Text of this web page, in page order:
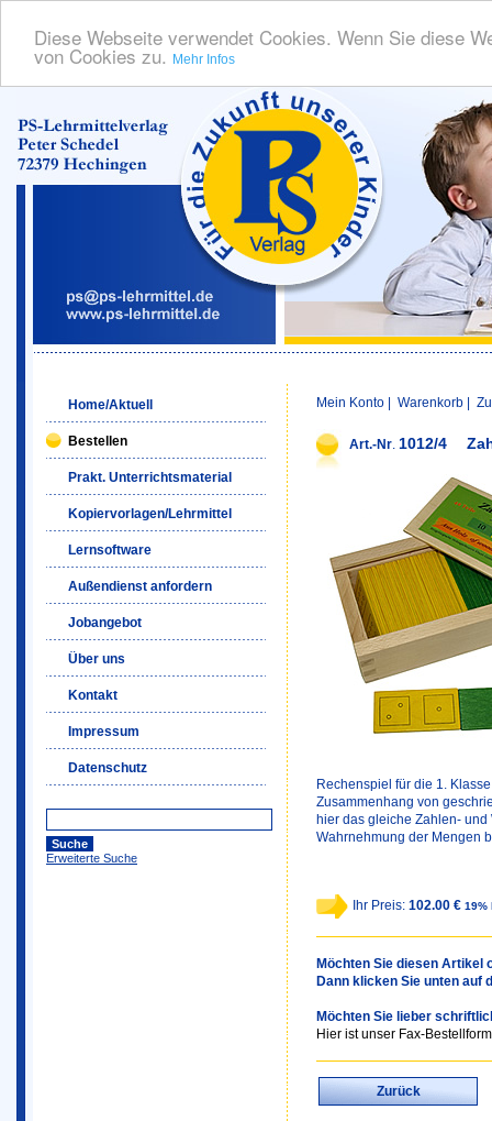
Diese Webseite verwendet Cookies. Wenn Sie diese
von Cookies zu. Mehr Infos
Home/Aktuell
Bestellen
Prakt. Unterrichtsmaterial
Kopiervorlagen/Lehrmittel
Lernsoftware
Außendienst anfordern
Jobangebot
Über uns
Kontakt
Impressum
Datenschutz
Erweiterte Suche
Mein Konto Warenkorb
Art.-Nr. 1012/4
Rechenspiel für die 1.
Zusammenhang von
hier das gleiche Zahlen-
Wahrnehmung der Mengen
Ihr Preis: 102.00 € 19%
Möchten Sie diesen Artikel
Dann klicken Sie unten auf
Möchten Sie lieber
Hier ist unser Fax-
Zurück